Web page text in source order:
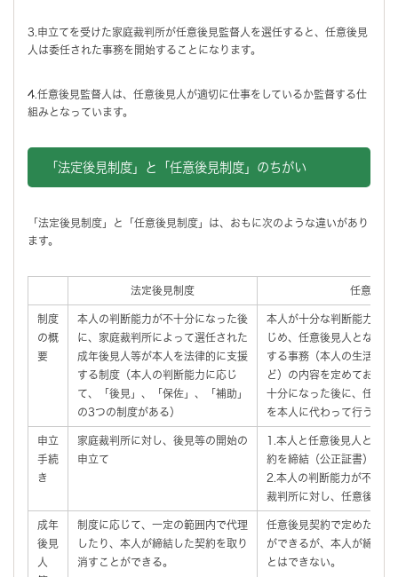
3.申立てを受けた家庭裁判所が任意後見監督人を選任すると、任意後見
人は委任された事務を開始することになります。
4.任意後見監督人は、任意後見人が適切に仕事をしているか監督する仕
組みとなっています。
「法定後見制度」と「任意後見制度」のちがい
「法定後見制度」と「任意後見制度」は、おもに次のような違いがあり
ます。
法定後見制度 任意後見
制度
の概
要
本人の判断能力が不十分になった後
に、家庭裁判所によって選任された
成年後見人等が本人を法律的に支援
する制度（本人の判断能力に応じ
て、「後見」、「保佐」、「補助」
の3つの制度がある）
本人が十分な判断能力を
じめ、任意後見人となる
する事務（本人の生活、
ど）の内容を定めておき
十分になった後に、任意
を本人に代わって行う制度
申立
手続
き
家庭裁判所に対し、後見等の開始の
申立て
1.本人と任意後見人となる
約を締結（公正証書）
2.本人の判断能力が不十分
裁判所に対し、任意後見
成年
後見
人
制度に応じて、一定の範囲内で代理
したり、本人が締結した契約を取り
消すことができる。
任意後見契約で定めた範
ができるが、本人が締結
とはできない。